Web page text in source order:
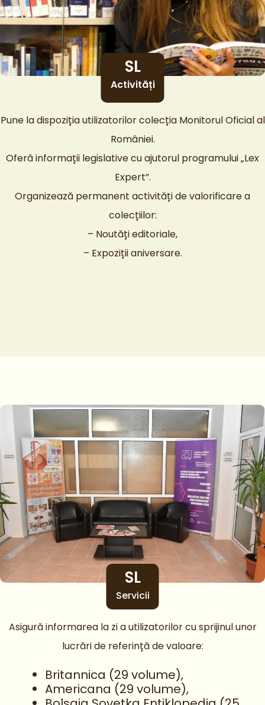
SL
Activități
Pune la dispoziția utilizatorilor colecția Monitorul Oficial al
României.
Oferă informații legislative cu ajutorul programului „Lex
Expert”.
Organizează permanent activități de valorificare a
colecțiilor:
– Noutăți editoriale,
– Expoziții aniversare.
SL
Servicii
Asigură informarea la zi a utilizatorilor cu sprijinul unor
lucrări de referință de valoare:
Britannica (29 volume),
Americana (29 volume),